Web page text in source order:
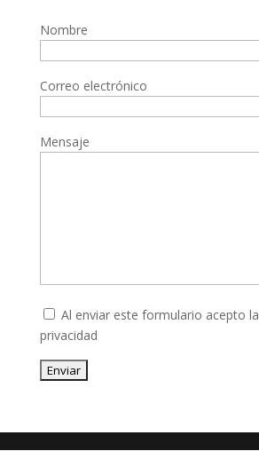
Nombre
Correo electrónico
Mensaje
Al enviar este formulario acepto la
privacidad
Enviar